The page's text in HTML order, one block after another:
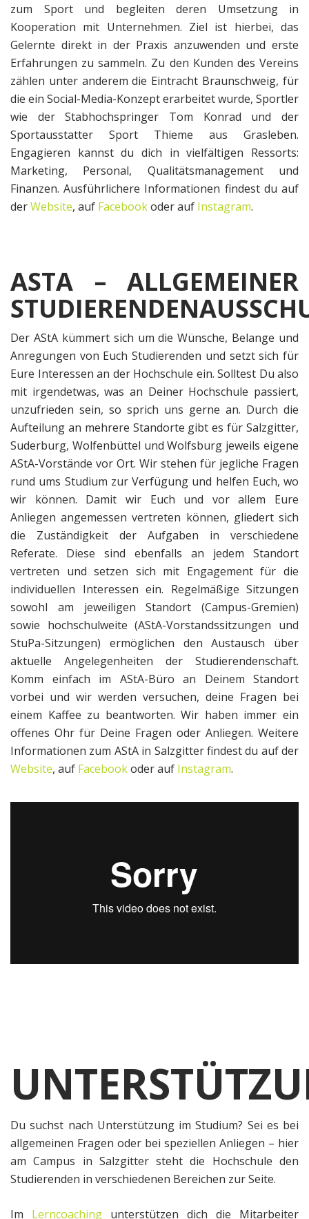
zum Sport und begleiten deren Umsetzung in
Kooperation mit Unternehmen. Ziel ist hierbei, das
Gelernte direkt in der Praxis anzuwenden und erste
Erfahrungen zu sammeln. Zu den Kunden des Vereins
zählen unter anderem die Eintracht Braunschweig, für
die ein Social-Media-Konzept erarbeitet wurde, Sportler
wie der Stabhochspringer Tom Konrad und der
Sportausstatter Sport Thieme aus Grasleben.
Engagieren kannst du dich in vielfältigen Ressorts:
Marketing, Personal, Qualitätsmanagement und
Finanzen. Ausführlichere Informationen findest du auf
derWebsite, auf Facebookoder auf Instagram.
ASTA – ALLGEMEINER
Der AStA kümmert sich um die Wünsche, Belange und
Anregungen von Euch Studierenden und setzt sich für
Eure Interessen an der Hochschule ein. Solltest Du also
mit irgendetwas, was an Deiner Hochschule passiert,
unzufrieden sein, so sprich uns gerne an. Durch die
Aufteilung an mehrere Standorte gibt es für Salzgitter,
Suderburg, Wolfenbüttel und Wolfsburg jeweils eigene
AStA-Vorstände vor Ort. Wir stehen für jegliche Fragen
rund ums Studium zur Verfügung und helfen Euch, wo
wir können. Damit wir Euch und vor allem Eure
Anliegen angemessen vertreten können, gliedert sich
die Zuständigkeit der Aufgaben in verschiedene
Referate. Diese sind ebenfalls an jedem Standort
vertreten und setzen sich mit Engagement für die
individuellen Interessen ein. Regelmäßige Sitzungen
sowohl am jeweiligen Standort (Campus-Gremien)
sowie hochschulweite (AStA-Vorstandssitzungen und
StuPa-Sitzungen) ermöglichen den Austausch über
aktuelle Angelegenheiten der Studierendenschaft.
Komm einfach im AStA-Büro an Deinem Standort
vorbei und wir werden versuchen, deine Fragen bei
einem Kaffee zu beantworten. Wir haben immer ein
offenes Ohr für Deine Fragen oder Anliegen. Weitere
Informationen zum AStA in Salzgitter findest du auf der
Website, auf Facebookoder auf Instagram.
Du suchst nach Unterstützung im Studium? Sei es bei
allgemeinen Fragen oder bei speziellen Anliegen – hier
am Campus in Salzgitter steht die Hochschule den
Studierenden in verschiedenen Bereichen zur Seite.
Im Lerncoaching unterstützen dich die Mitarbeiter